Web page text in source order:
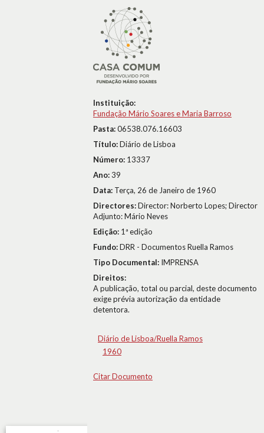
Instituição:
Fundação Mário Soares e Maria Barroso
Pasta:06538.076.16603
Título:Diário de Lisboa
Número: 13337
Ano:39
Data: Terça, 26 de Janeiro de 1960
Directores:Director: Norberto Lopes; Director
Adjunto: Mário Neves
Edição: 1ª edição
Fundo:DRR - Documentos Ruella Ramos
Tipo Documental: IMPRENSA
Direitos:
A publicação, total ou parcial, deste documento
exige prévia autorização da entidade
detentora.
Diário de Lisboa/Ruella Ramos
1960
Citar Documento